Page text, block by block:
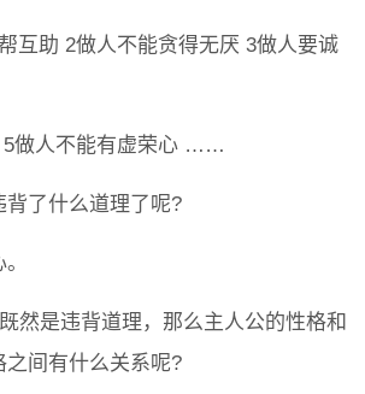
互助 2做人不能贪得无厌 3做人要诚
5做人不能有虚荣心 ……
了什么道理了呢?
然是违背道理，那么主人公的性格和
之间有什么关系呢?